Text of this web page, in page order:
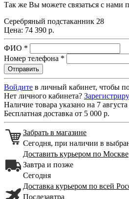
Так же Вы можете связаться с нами
Серебряный подстаканник 28
Цена: 74 390 р.
ФИО *
Номер телефона *
Войдите в личный кабинет, чтобы
Нет личного кабинета?
Наличие товара указано на 7
Бесплатная доставка от 5 000 р.
Забрать в магазине
Сегодня, при наличии в
Доставить курьером по Москве
Завтра и позже
Сегодня
Доставка курьером по всей
Послезавтра